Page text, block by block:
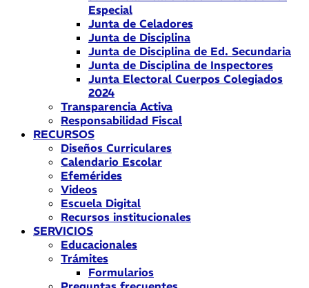
Especial
Junta de Celadores
Junta de Disciplina
Junta de Disciplina de Ed. Secundaria
Junta de Disciplina de Inspectores
Junta Electoral Cuerpos Colegiados
2024
Transparencia Activa
Responsabilidad Fiscal
RECURSOS
Diseños Curriculares
Calendario Escolar
Efemérides
Videos
Escuela Digital
Recursos institucionales
SERVICIOS
Educacionales
Trámites
Formularios